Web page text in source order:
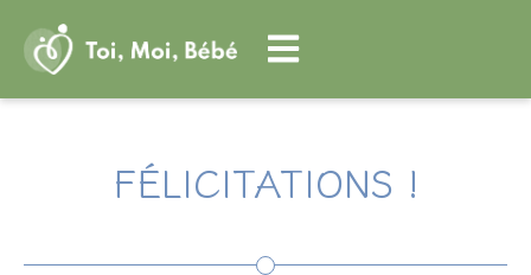
FÉLICITATIONS !